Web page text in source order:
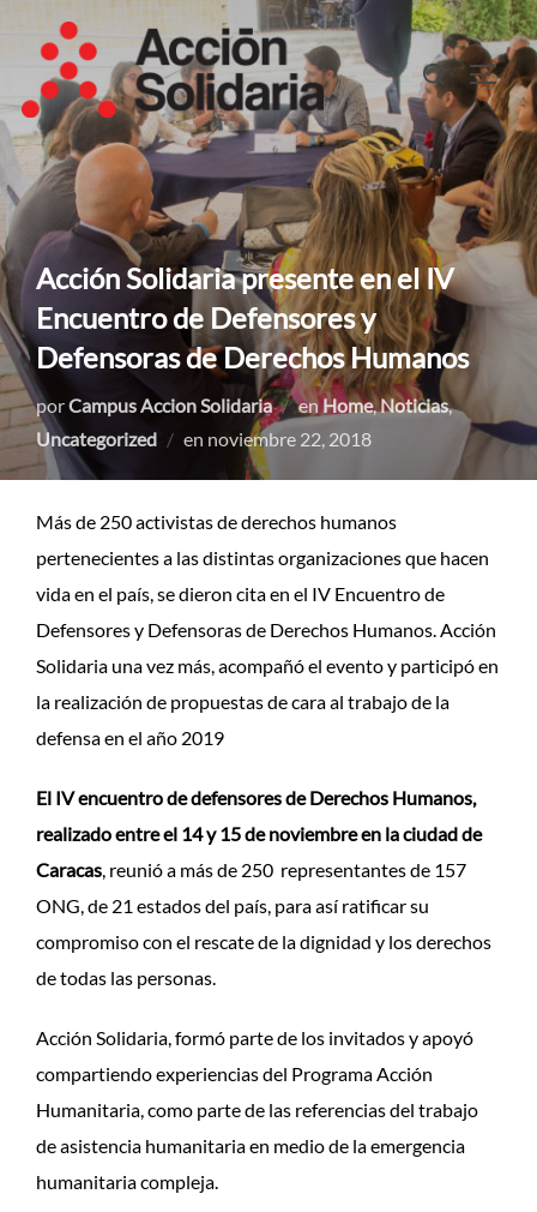
Saltar
contenido
Buscar:
Acción Solidaria presente en el IV
Encuentro de Defensores y
Defensoras de Derechos Humanos
porCampus Accion Solidaria enHome,Noticias,
Uncategorized
en Publicado
noviembre 22, 2018
Más de 250 activistas de derechos humanos
pertenecientes a las distintas organizaciones que hacen
vida en el país, se dieron cita en el IV Encuentro de
Defensores y Defensoras de Derechos Humanos. Acción
Solidaria una vez más, acompañó el evento y participó en
la realización de propuestas de cara al trabajo de la
defensa en el año 2019
El IV encuentro de defensores de Derechos Humanos,
realizado entre el 14 y 15 de noviembre en la ciudad de
Caracas, reunió a más de 250 representantes de 157
ONG, de 21 estados del país, para así ratificar su
compromiso con el rescate de la dignidad y los derechos
de todas las personas.
Acción Solidaria, formó parte de los invitados y apoyó
compartiendo experiencias del Programa Acción
Humanitaria, como parte de las referencias del trabajo
de asistencia humanitaria en medio de la emergencia
humanitaria compleja.